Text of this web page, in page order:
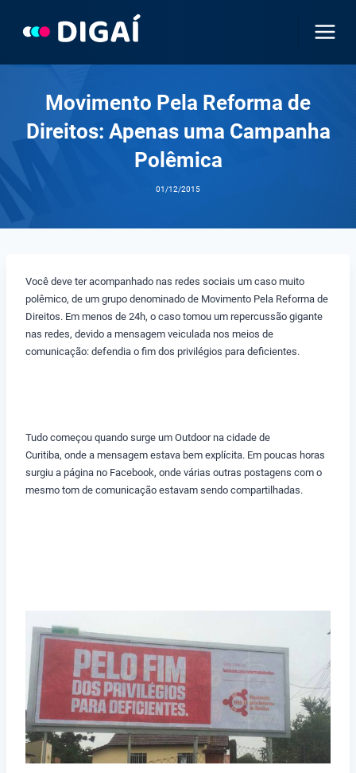
Movimento Pela Reforma de
Direitos: Apenas uma Campanha
Polêmica
01/12/2015
Você deve ter acompanhado nas redes sociais um caso muito
polêmico, de um grupo denominado de Movimento Pela Reforma de
Direitos. Em menos de 24h, o caso tomou um repercussão gigante
nas redes, devido a mensagem veiculada nos meios de
comunicação: defendia o fim dos privilégios para deficientes.
Tudo começou quando surge um Outdoor na cidade de
Curitiba, onde a mensagem estava bem explícita. Em poucas horas
surgiu a página no Facebook, onde várias outras postagens com o
mesmo tom de comunicação estavam sendo compartilhadas.